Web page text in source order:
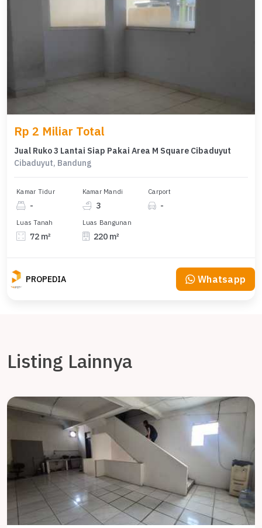
Rp 2 Miliar Total
Jual Ruko 3 Lantai Siap Pakai Area M Square Cibaduyut
Cibaduyut, Bandung
Kamar Tidur
-
Kamar Mandi
3
Carport
-
Luas Tanah
72 m²
Luas Bangunan
220 m²
PROPEDIA Whatsapp
Listing Lainnya